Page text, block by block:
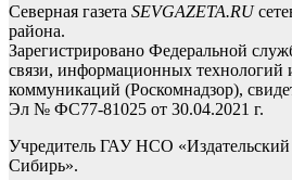
Северная газета SEVGAZETA.RU
района.
Зарегистрировано Федеральной
связи, информационных технологий
коммуникаций (Роскомнадзор),
Эл № ФС77-81025 от 30.04.2021 г.
Учредитель ГАУ НСО «Издательский
Сибирь».